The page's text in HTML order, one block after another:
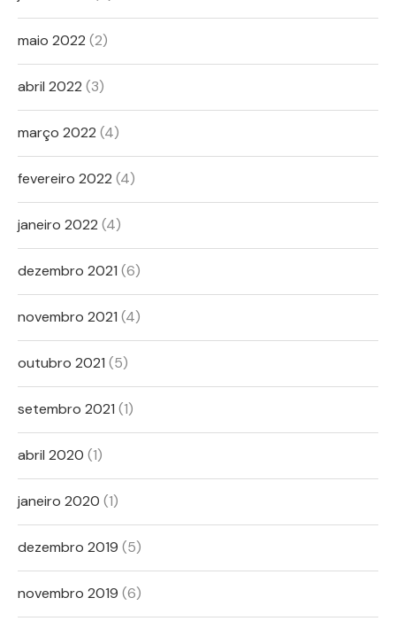
maio 2022 (2)
abril 2022 (3)
março 2022 (4)
fevereiro 2022 (4)
janeiro 2022 (4)
dezembro 2021 (6)
novembro 2021 (4)
outubro 2021 (5)
setembro 2021 (1)
abril 2020 (1)
janeiro 2020 (1)
dezembro 2019 (5)
novembro 2019 (6)